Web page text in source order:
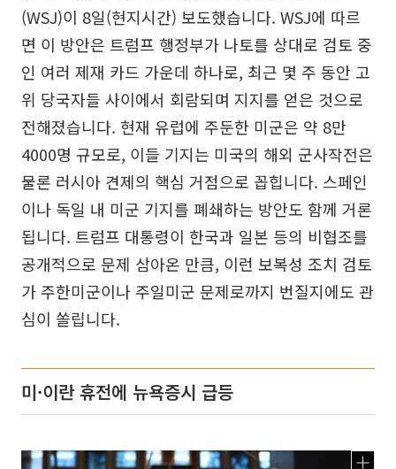
(WSJ)이 8일(현지시간) 보도했습니다. WSJ에 따르
면 이 방안은 트럼프 행정부가 나토를 상대로 검토 중
인 여러 제재 카드 가운데 하나로, 최근 몇 주 동안 고
위 당국자들 사이에서 회람되며 지지를 얻은 것으로
전해졌습니다. 현재 유럽에 주둔한 미군은 약 8만
4000명 규모로, 이들 기지는 미국의 해외 군사작전은
물론 러시아 견제의 핵심 거점으로 꼽힙니다. 스페인
이나 독일 내 미군 기지를 폐쇄하는 방안도 함께 거론
됩니다. 트럼프 대통령이 한국과 일본 등의 비협조를
공개적으로 문제 삼아온 만큼, 이런 보복성 조치 검토
가 주한미군이나 주일미군 문제로까지 번질지에도 관
심이 쏠립니다.
미·이란 휴전에 뉴욕증시 급등